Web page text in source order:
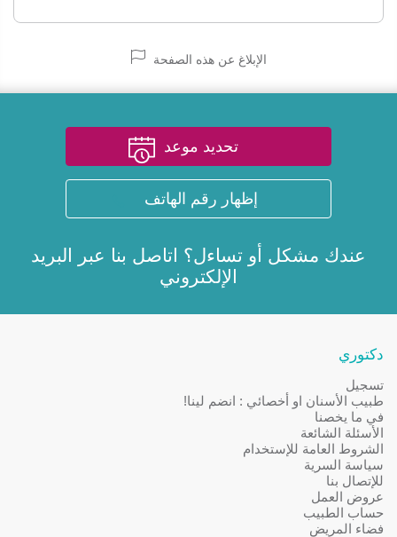
الإبلاغ عن هذه الصفحة
تحديد موعد
إظهار رقم الهاتف
عندك مشكل أو تساءل؟ اتاصل بنا عبر
البريد
الإلكتروني
دكتوري
تسجيل
طبيب الأسنان او أخصائي : انضم لينا!
في ما يخصنا
الأسئلة الشائعة
الشروط العامة للإستخدام
سياسة السرية
للإتصال بنا
عروض العمل
حساب الطبيب
فضاء المريض